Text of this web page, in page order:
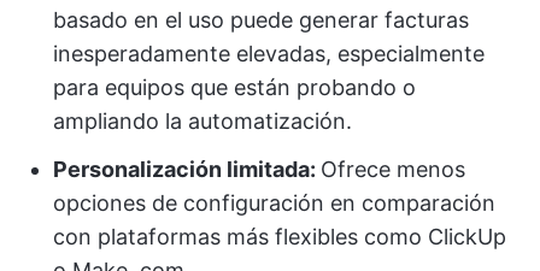
basado en el uso puede generar facturas
inesperadamente elevadas, especialmente
para equipos que están probando o
ampliando la automatización.
Personalización limitada: Ofrece menos
opciones de configuración en comparación
con plataformas más flexibles como ClickUp